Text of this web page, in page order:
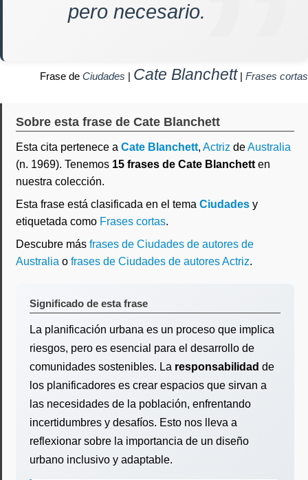
pero necesario.
Frase de Ciudades | Cate Blanchett| Frases cortas
Sobre esta frase de Cate Blanchett
Esta cita pertenece a Cate Blanchett, Actriz deAustralia
(n. 1969). Tenemos 15 frases de Cate Blanchett en
nuestra colección.
Esta frase está clasificada en el tema Ciudades y
etiquetada como Frases cortas.
Descubre más frases de Ciudades de autores de
Australia o frases de Ciudades de autores Actriz.
Significado de esta frase
La planificación urbana es un proceso que implica
riesgos, pero es esencial para el desarrollo de
comunidades sostenibles. La responsabilidad de
los planificadores es crear espacios que sirvan a
las necesidades de la población, enfrentando
incertidumbres y desafíos. Esto nos lleva a
reflexionar sobre la importancia de un diseño
urbano inclusivo y adaptable.